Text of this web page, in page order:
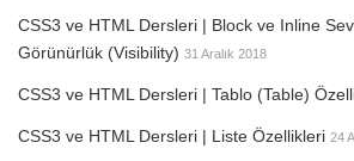
CSS3 ve HTML Dersleri | Block ve Inline
Görünürlük (Visibility) 31 Aralık 2018
CSS3 ve HTML Dersleri | Tablo (Table)
CSS3 ve HTML Dersleri | Liste Özellikleri 24